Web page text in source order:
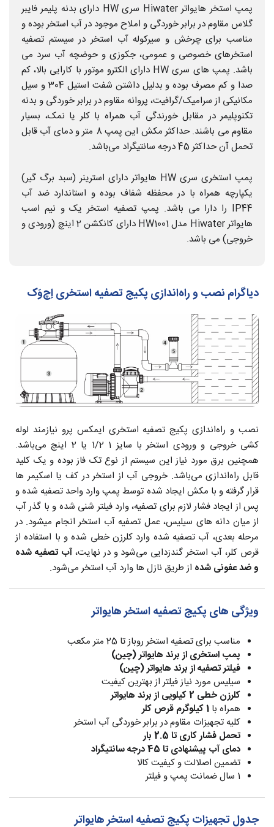
پمپ استخر هایواتر Hiwater سری HW دارای بدنه پلیمر فایبر
گلاس مقاوم در برابر خوردگی و املاح موجود در آب استخر بوده و
مناسب برای چرخش و سیرکوله آب استخر در سیستم تصفیه
استخرهای خصوصی و عمومی، جکوزی و حوضچه آب سرد می
باشد. پمپ های سری HW دارای الکترو موتور با کارایی بالا، کم
صدا و کم مصرف بوده و بدلیل داشتن شفت استیل 304 و سیل
مکانیکی از سرامیک/گرافیت، پروانه مقاوم در برابر خوردگی و بدنه
تکنوپلیمر در مقابل خورندگی آب همراه با کلر یا نمک، بسیار
مقاوم می باشند. حداکثر مکش این پمپ 8 متر و دمای آب قابل
تحمل آن حداکثر 45 درجه سانتیگراد می‌باشد.
پمپ استخری سری HW هایواتر دارای استرینر (سبد برگ گیر)
یکپارچه همراه با در محفظه شفاف بوده و استاندارد ضد آب
IP44 را دارا می باشد. پمپ تصفیه استخر یک و نیم اسب
هایواتر Hiwater مدل HW1001 دارای کانکشن 2 اینچ (ورودی و
خروجی) می باشد.
دیاگرام نصب و راه‌اندازی پکیج تصفیه استخری اِچ‌وَک
نصب و راه‌اندازی پکیج تصفیه استخری ایمکس پرو نیازمند لوله
کشی خروجی و ورودی استخر با سایز 1 1/2 یا 2 اینچ می‌باشد.
همچنین برق مورد نیاز این سیستم از نوع تک فاز بوده و یک کلید
قابل راه‌اندازی می‌باشد. خروجی آب از استخر در کف یا اسکیمر ها
قرار گرفته و با مکش ایجاد شده توسط پمپ وارد واحد تصفیه شده و
پس از ایجاد فشار لازم برای تصفیه، وارد فیلتر شنی شده و با گذر آب
از میان دانه های سیلیس، عمل تصفیه آب استخر انجام میشود. در
مرحله بعدی، آب تصفیه شده وارد کلرزن خطی شده و با استفاده از
قرص کلر، آب استخر گندزدایی می‌شود و در نهایت،آب تصفیه شده
و ضد عفونی شده از طریق نازل ها وارد آب استخر می‌شود.
ویژگی های پکیج تصفیه استخر هایواتر
مناسب برای تصفیه استخر روباز تا 25 متر مکعب
پمپ استخری از برند هایواتر (چین)
فیلتر تصفیه از برند هایواتر (چین)
سیلیس مورد نیاز فیلتر از بهترین کیفیت
کلرزن خطی 2 کیلویی از برند هایواتر
همراه با 1 کیلوگرم قرص کلر
کلیه تجهیزات مقاوم در برابر خوردگی آب استخر
تحمل فشار کاری تا 2.5 بار
دمای آب پیشنهادی تا 45 درجه سانتیگراد
تضمین اصلالت و کیفیت کالا
1 سال ضمانت پمپ و فیلتر
جدول تجهیزات پکیج تصفیه استخر هایواتر